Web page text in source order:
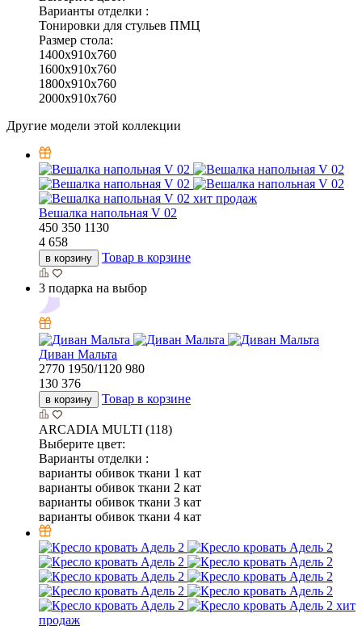
Варианты отделки :
Тонировки для стульев ПМЦ
Размер стола:
1400x910x760
1600x910x760
1800x910x760
2000x910x760
Другие модели этой коллекции
хит продаж
Вешалка напольная V 02
450 350 1130
4 658
в корзину Товар в корзине
3 подарка на выбор
Диван Мальта
2770 1950/1120 980
130 376
в корзину Товар в корзине
ARCADIA MULTI (118)
Выберите цвет:
Варианты отделки :
варианты обивок ткани 1 кат
варианты обивок ткани 2 кат
варианты обивок ткани 3 кат
варианты обивок ткани 4 кат
хит
продаж